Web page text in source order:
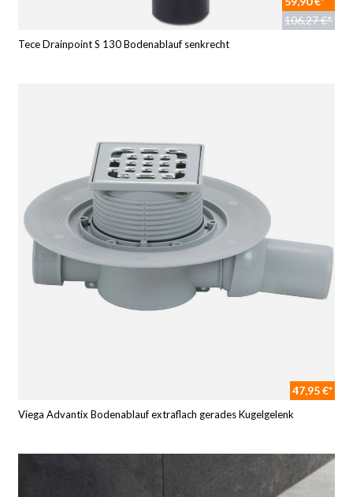
106,27 €*
Tece Drainpoint S 130 Bodenablauf senkrecht
47,95 €*
Viega Advantix Bodenablauf extraflach gerades Kugelgelenk